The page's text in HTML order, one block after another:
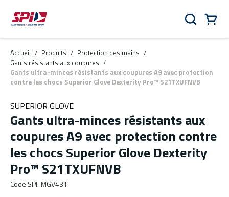
Aller au contenu principal
Skip to menu
Skip to footer
Rechercher
Accueil / Produits / Protection des mains /
Gants résistants aux coupures /
Gants ultra-minces résistants aux coupures A9 avec protection
contre les chocs Superior Glove Dexterity Pro™ S21TXUFNVB
SUPERIOR GLOVE
Gants ultra-minces résistants aux
coupures A9 avec protection contre
les chocs Superior Glove Dexterity
Pro™ S21TXUFNVB
Code SPI: MGV431